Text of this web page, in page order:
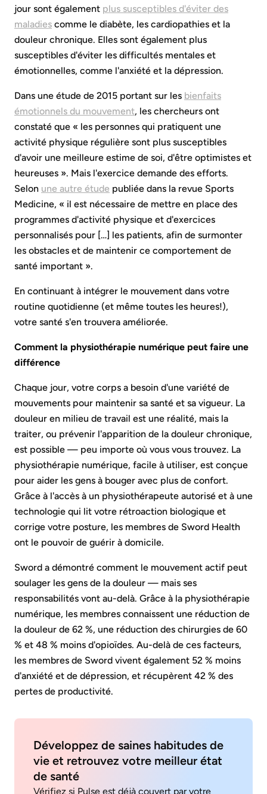
jour sont également plus susceptibles d'éviter des
maladies comme le diabète, les cardiopathies et la
douleur chronique. Elles sont également plus
susceptibles d'éviter les difficultés mentales et
émotionnelles, comme l'anxiété et la dépression.
Dans une étude de 2015 portant sur les bienfaits
émotionnels du mouvement, les chercheurs ont
constaté que « les personnes qui pratiquent une
activité physique régulière sont plus susceptibles
d'avoir une meilleure estime de soi, d'être optimistes et
heureuses ». Mais l'exercice demande des efforts.
Selon une autre étude publiée dans la revue Sports
Medicine, « il est nécessaire de mettre en place des
programmes d'activité physique et d'exercices
personnalisés pour […] les patients, afin de surmonter
les obstacles et de maintenir ce comportement de
santé important ».
En continuant à intégrer le mouvement dans votre
routine quotidienne (et même toutes les heures!),
votre santé s'en trouvera améliorée.
Comment la physiothérapie numérique peut faire une
différence
Chaque jour, votre corps a besoin d'une variété de
mouvements pour maintenir sa santé et sa vigueur. La
douleur en milieu de travail est une réalité, mais la
traiter, ou prévenir l'apparition de la douleur chronique,
est possible — peu importe où vous vous trouvez. La
physiothérapie numérique, facile à utiliser, est conçue
pour aider les gens à bouger avec plus de confort.
Grâce à l'accès à un physiothérapeute autorisé et à une
technologie qui lit votre rétroaction biologique et
corrige votre posture, les membres de Sword Health
ont le pouvoir de guérir à domicile.
Sword a démontré comment le mouvement actif peut
soulager les gens de la douleur — mais ses
responsabilités vont au-delà. Grâce à la physiothérapie
numérique, les membres connaissent une réduction de
la douleur de 62 %, une réduction des chirurgies de 60
% et 48 % moins d'opioïdes. Au-delà de ces facteurs,
les membres de Sword vivent également 52 % moins
d'anxiété et de dépression, et récupèrent 42 % des
pertes de productivité.
Développez de saines habitudes de
vie et retrouvez votre meilleur état
de santé
Vérifiez si Pulse est déjà couvert par votre